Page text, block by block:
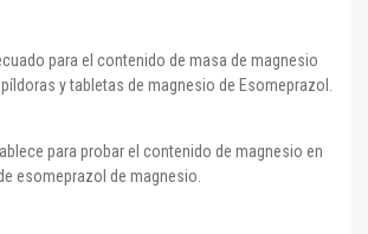
para el contenido de masa de magnesio
y tabletas de magnesio de Esomeprazol.
para probar el contenido de magnesio en
esomeprazol de magnesio.